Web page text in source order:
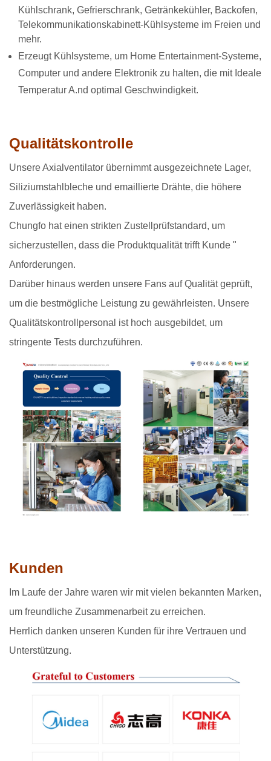
Kühlschrank, Gefrierschrank, Getränkekühler, Backofen,
Telekommunikationskabinett-Kühlsysteme im Freien und
mehr.
Erzeugt Kühlsysteme, um Home Entertainment-Systeme,
Computer und andere Elektronik zu halten, die mit Ideale
Temperatur A.nd optimal Geschwindigkeit.
Qualitätskontrolle
Unsere Axialventilator übernimmt ausgezeichnete Lager,
Siliziumstahlbleche und emaillierte Drähte, die höhere
Zuverlässigkeit haben.
Chungfo hat einen strikten Zustellprüfstandard, um
sicherzustellen, dass die Produktqualität trifft Kunde "
Anforderungen.
Darüber hinaus werden unsere Fans auf Qualität geprüft,
um die bestmögliche Leistung zu gewährleisten. Unsere
Qualitätskontrollpersonal ist hoch ausgebildet, um
stringente Tests durchzuführen.
Kunden
Im Laufe der Jahre waren wir mit vielen bekannten Marken,
um freundliche Zusammenarbeit zu erreichen.
Herrlich danken unseren Kunden für ihre Vertrauen und
Unterstützung.